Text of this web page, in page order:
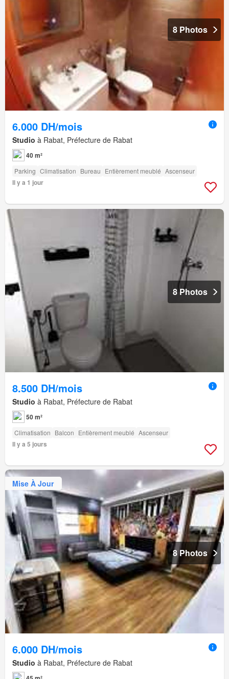
8 Photos
6.000 DH/mois
Studio à Rabat, Préfecture de Rabat
40 m²
Parking Climatisation Bureau Entièrement meublé Ascenseur
Il y a 1 jour
8 Photos
8.500 DH/mois
Studio à Rabat, Préfecture de Rabat
50 m²
Climatisation Balcon Entièrement meublé Ascenseur
Il y a 5 jours
Mise À Jour
8 Photos
6.000 DH/mois
Studio à Rabat, Préfecture de Rabat